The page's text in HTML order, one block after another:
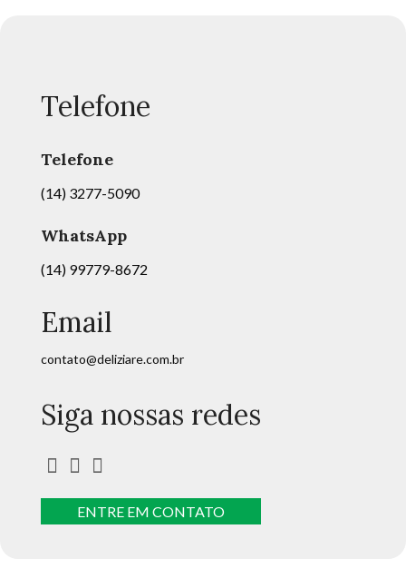
Telefone
Telefone
(14) 3277-5090
WhatsApp
(14) 99779-8672
Email
contato@deliziare.com.br
Siga nossas redes
ENTRE EM CONTATO